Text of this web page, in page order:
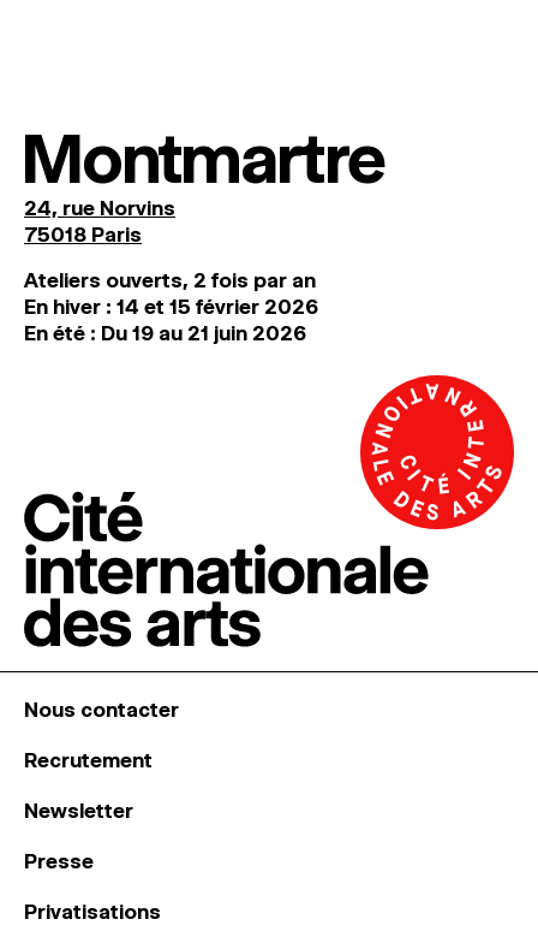
Montmartre
24, rue Norvins
75018 Paris
Ateliers ouverts, 2 fois par an
En hiver : 14 et 15 février 2026
En été : Du 19 au 21 juin 2026
Nous contacter
Recrutement
Newsletter
Presse
Privatisations